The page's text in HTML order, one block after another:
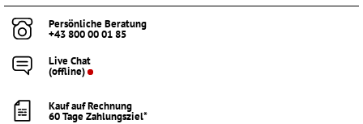
Persönliche Beratung
+43 800 00 01 85
Live Chat
(offline)
Kauf auf Rechnung
60 Tage Zahlungsziel*